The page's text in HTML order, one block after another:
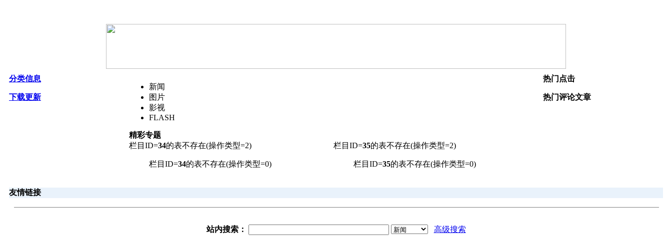
分类信息
下载更新
新闻
图片
影视
FLASH
精彩专题
栏目ID=34的表不存在(操作类型=2)
栏目ID=34的表不存在(操作类型=0)
栏目ID=35的表不存在(操作类型=2)
栏目ID=35的表不存在(操作类型=0)
热门点击
热门评论文章
友情链接
站内搜索： 高级搜索